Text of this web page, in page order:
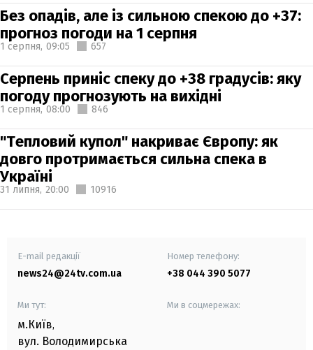
Без опадів, але із сильною спекою до +37:
прогноз погоди на 1 серпня
1 серпня, 09:05 657
Серпень приніс спеку до +38 градусів: яку
погоду прогнозують на вихідні
1 серпня, 08:00 846
"Тепловий купол" накриває Європу: як
довго протримається сильна спека в
Україні
31 липня, 20:00 10916
E-mail редакції
news24@24tv.com.ua
Номер телефону:
+38 044 390 5077
Ми тут:
м.Київ,
вул. Володимирська
Ми в соцмережах: